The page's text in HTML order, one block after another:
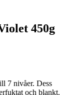
450g
7 nivåer. Dess
och blankt.